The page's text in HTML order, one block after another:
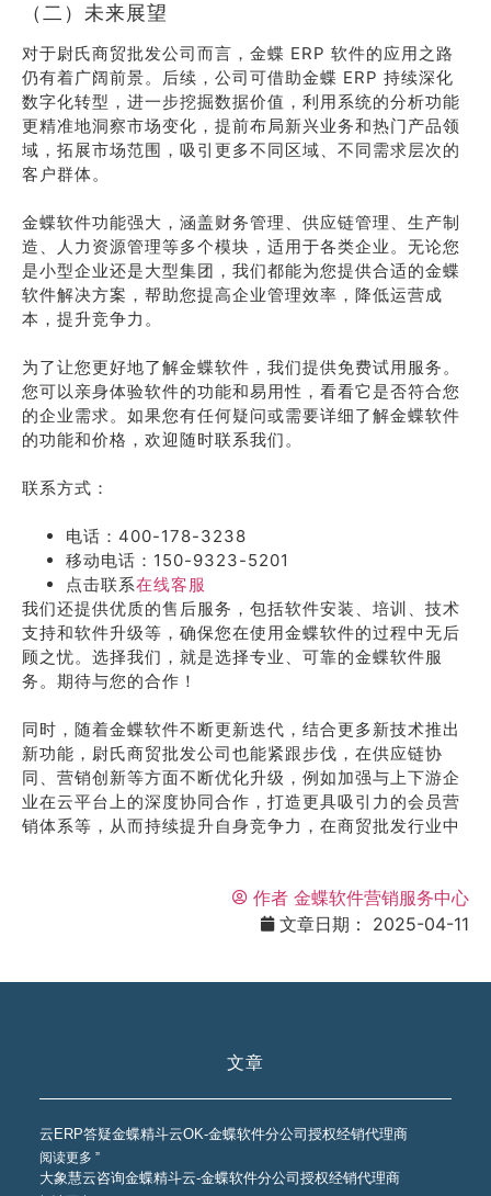
（二）未来展望
对于尉氏商贸批发公司而言，金蝶 ERP 软件的应用之路
仍有着广阔前景。后续，公司可借助金蝶 ERP 持续深化
数字化转型，进一步挖掘数据价值，利用系统的分析功能
更精准地洞察市场变化，提前布局新兴业务和热门产品领
域，拓展市场范围，吸引更多不同区域、不同需求层次的
客户群体。
金蝶软件功能强大，涵盖财务管理、供应链管理、生产制
造、人力资源管理等多个模块，适用于各类企业。无论您
是小型企业还是大型集团，我们都能为您提供合适的金蝶
软件解决方案，帮助您提高企业管理效率，降低运营成
本，提升竞争力。
为了让您更好地了解金蝶软件，我们提供免费试用服务。
您可以亲身体验软件的功能和易用性，看看它是否符合您
的企业需求。如果您有任何疑问或需要详细了解金蝶软件
的功能和价格，欢迎随时联系我们。
联系方式：
电话：400-178-3238
移动电话：150-9323-5201
点击联系在线客服
我们还提供优质的售后服务，包括软件安装、培训、技术
支持和软件升级等，确保您在使用金蝶软件的过程中无后
顾之忧。选择我们，就是选择专业、可靠的金蝶软件服
务。期待与您的合作！
同时，随着金蝶软件不断更新迭代，结合更多新技术推出
新功能，尉氏商贸批发公司也能紧跟步伐，在供应链协
同、营销创新等方面不断优化升级，例如加强与上下游企
业在云平台上的深度协同合作，打造更具吸引力的会员营
销体系等，从而持续提升自身竞争力，在商贸批发行业中
作者 金蝶软件营销服务中心
文章日期：
2025-04-11
文章
云ERP答疑金蝶精斗云OK-金蝶软件分公司授权经销代理商
阅读更多 ”
大象慧云咨询金蝶精斗云-金蝶软件分公司授权经销代理商